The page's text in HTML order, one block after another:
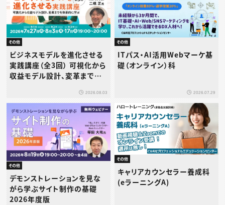
その他
ビジネスモデルを進化させる
実践講座（全3回） 可視化から
収益モデル設計、変革までを
2026.08.03
その他
ITパス・AI活用Webマーケ基
礎（オンライン）科
2026.07.29
その他
デモンストレーションを見な
がら学ぶサイト制作の基礎
2026年度版
その他
キャリアカウンセラー養成科
(eラーニングA)